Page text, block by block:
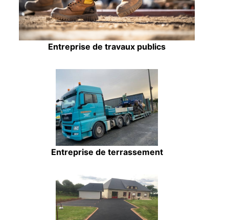
Entreprise de travaux publics
Entreprise de terrassement